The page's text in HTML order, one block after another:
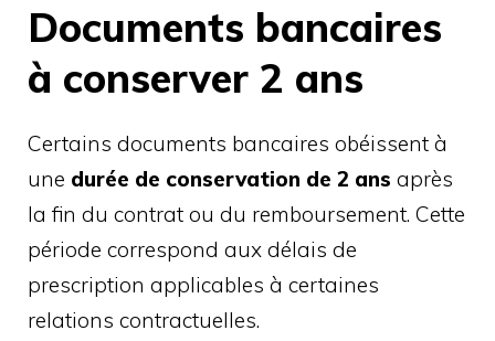
Documents bancaires
à conserver 2 ans
Certains documents bancaires obéissent à
une durée de conservation de 2 ans après
la fin du contrat ou du remboursement. Cette
période correspond aux délais de
prescription applicables à certaines
relations contractuelles.